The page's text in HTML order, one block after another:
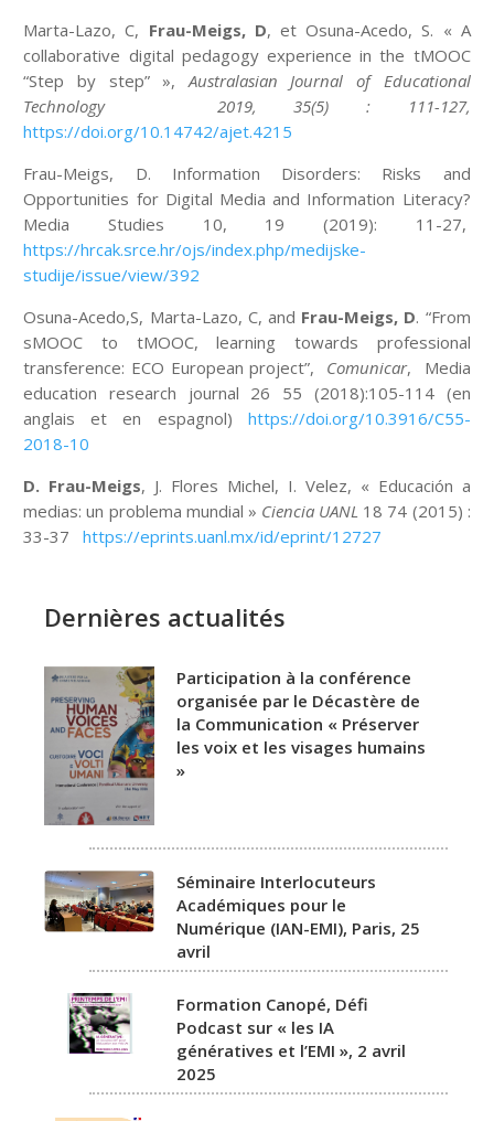
Marta-Lazo, C, Frau-Meigs, D, et Osuna-Acedo, S. « A
collaborative digital pedagogy experience in the tMOOC
“Step by step” », Australasian Journal of Educational
Technology
2019, 35(5) : 111-127,
https://doi.org/10.14742/ajet.4215
Frau-Meigs, D. Information Disorders: Risks and
Opportunities for Digital Media and Information Literacy?
Media Studies 10, 19 (2019): 11-27,
https://hrcak.srce.hr/ojs/index.php/medijske-
studije/issue/view/392
Osuna-Acedo,S, Marta-Lazo, C, and Frau-Meigs, D. “From
sMOOC to tMOOC, learning towards professional
transference: ECO European project”, Comunicar, Media
education research journal 26 55 (2018):105-114 (en
anglais et en espagnol) https://doi.org/10.3916/C55-
2018-10
D. Frau-Meigs, J. Flores Michel, I. Velez, « Educación a
medias: un problema mundial » Ciencia UANL 18 74 (2015) :
33-37https://eprints.uanl.mx/id/eprint/12727
Dernières actualités
Participation à la conférence
organisée par le Décastère de
la Communication « Préserver
les voix et les visages humains
»
Séminaire Interlocuteurs
Académiques pour le
Numérique (IAN-EMI), Paris, 25
avril
Formation Canopé, Défi
Podcast sur « les IA
génératives et l’EMI », 2 avril
2025